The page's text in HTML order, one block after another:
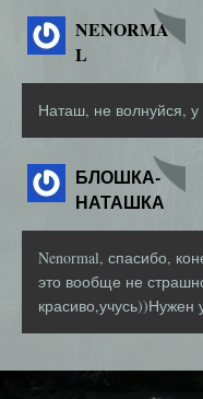
NENORMA
L
Наташ, не волнуйся,
БЛОШКА-
НАТАШКА
Nenormal, спасибо,
это вообще не
красиво,учусь))Нужен